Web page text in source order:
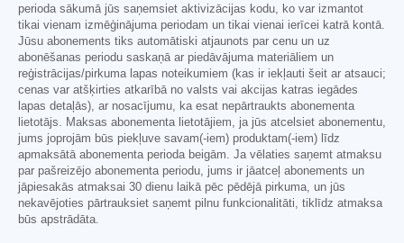
perioda sākumā jūs saņemsiet aktivizācijas kodu, ko var izmantot
tikai vienam izmēģinājuma periodam un tikai vienai ierīcei katrā kontā.
Jūsu abonements tiks automātiski atjaunots par cenu un uz
abonēšanas periodu saskaņā ar piedāvājuma materiāliem un
reģistrācijas/pirkuma lapas noteikumiem (kas ir iekļauti šeit ar atsauci;
cenas var atšķirties atkarībā no valsts vai akcijas katras iegādes
lapas detaļās), ar nosacījumu, ka esat nepārtraukts abonementa
lietotājs. Maksas abonementa lietotājiem, ja jūs atcelsiet abonementu,
jums joprojām būs piekļuve savam(-iem) produktam(-iem) līdz
apmaksātā abonementa perioda beigām. Ja vēlaties saņemt atmaksu
par pašreizējo abonementa periodu, jums ir jāatceļ abonements un
jāpiesakās atmaksai 30 dienu laikā pēc pēdējā pirkuma, un jūs
nekavējoties pārtrauksiet saņemt pilnu funkcionalitāti, tiklīdz atmaksa
būs apstrādāta.